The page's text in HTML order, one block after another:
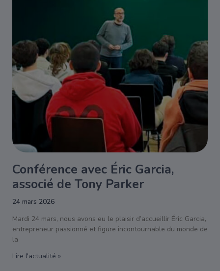
Conférence avec Éric Garcia,
associé de Tony Parker
24 mars 2026
Mardi 24 mars, nous avons eu le plaisir d’accueillir Éric Garcia,
entrepreneur passionné et figure incontournable du monde de
la
Lire l'actualité »